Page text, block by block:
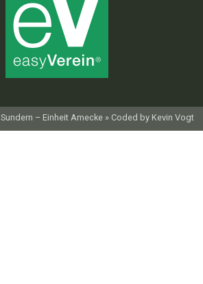
– Einheit Amecke » Coded by Kevin Vogt